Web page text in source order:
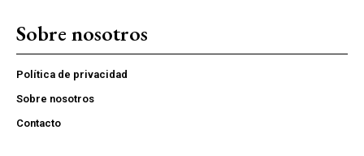
Sobre nosotros
Política de privacidad
Sobre nosotros
Contacto